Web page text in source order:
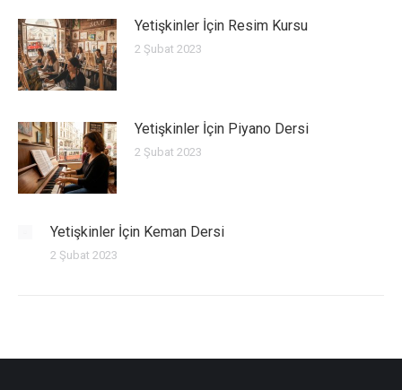
Yetişkinler İçin Resim Kursu
2 Şubat 2023
Yetişkinler İçin Piyano Dersi
2 Şubat 2023
Yetişkinler İçin Keman Dersi
2 Şubat 2023